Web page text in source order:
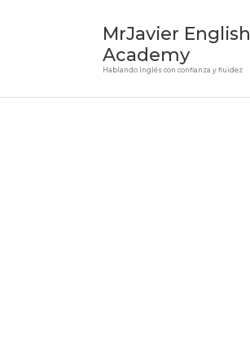
MrJavier English
Academy
Hablando Inglés con confianza y fluidez